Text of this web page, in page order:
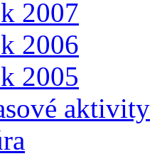
2007
2006
2005
aktivity